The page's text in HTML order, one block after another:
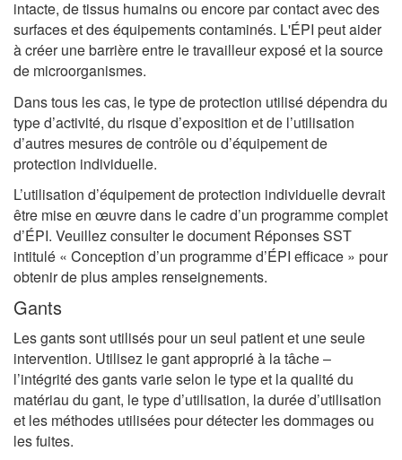
intacte, de tissus humains ou encore par contact avec des
surfaces et des équipements contaminés. L'ÉPI peut aider
à créer une barrière entre le travailleur exposé et la source
de microorganismes.
Dans tous les cas, le type de protection utilisé dépendra du
type d’activité, du risque d’exposition et de l’utilisation
d’autres mesures de contrôle ou d’équipement de
protection individuelle.
L’utilisation d’équipement de protection individuelle devrait
être mise en œuvre dans le cadre d’un programme complet
d’ÉPI. Veuillez consulter le document Réponses SST
intitulé « Conception d’un programme d’ÉPI efficace » pour
obtenir de plus amples renseignements.
Gants
Les gants sont utilisés pour un seul patient et une seule
intervention. Utilisez le gant approprié à la tâche –
l’intégrité des gants varie selon le type et la qualité du
matériau du gant, le type d’utilisation, la durée d’utilisation
et les méthodes utilisées pour détecter les dommages ou
les fuites.